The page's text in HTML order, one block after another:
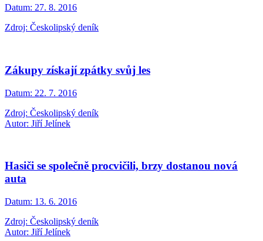
Datum: 27. 8. 2016
Zdroj: Českolipský deník
Zákupy získají zpátky svůj les
Datum: 22. 7. 2016
Zdroj: Českolipský deník
Autor: Jiří Jelínek
Hasiči se společně procvičili, brzy dostanou nová
auta
Datum: 13. 6. 2016
Zdroj: Českolipský deník
Autor: Jiří Jelínek